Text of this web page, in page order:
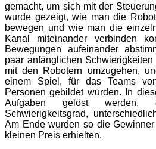
gemacht, um sich mit der
wurde gezeigt, wie man die
bewegen und wie man die
Kanal miteinander verbinden
Bewegungen aufeinander
paar anfänglichen
mit den Robotern umzugehen,
einem Spiel, für das Teams
Personen gebildet wurden. In
Aufgaben gelöst werden,
Schwierigkeitsgrad,
Am Ende wurden so die
kleinen Preis erhielten.